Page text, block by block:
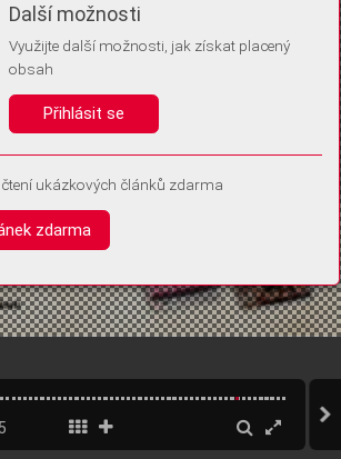
si ukládáme do vašeho zařízení, abychom se
Můžete je kdykoli později upravit ve Správě
Další možnosti
Využijte další možnosti, jak získat placený
obsah
Přihlásit se
čtení ukázkových článků zdarma
zdarma